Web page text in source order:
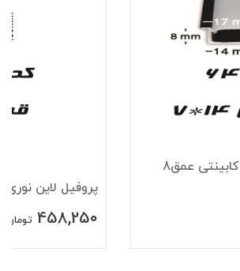
پروفیل لاین نوری کابینتی عمق8
پروفیل لاین نوری
458,250 تومان